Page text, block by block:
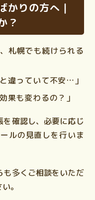
かりの方へ｜
？
札幌でも続けられる
違っていて不安…」
果も変わるの？」
を確認し、必要に応じ
ルの見直しを行いま
多くご相談をいただ
。